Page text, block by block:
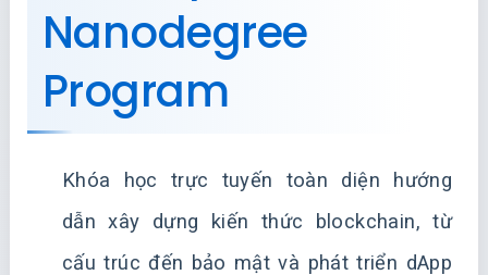
Nanodegree
Program
Khóa học trực tuyến toàn diện hướng
dẫn xây dựng kiến thức blockchain, từ
cấu trúc đến bảo mật và phát triển dApp